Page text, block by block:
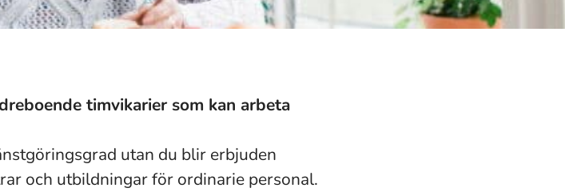
timvikarier som kan arbeta
utan du blir erbjuden
och utbildningar för ordinarie personal.